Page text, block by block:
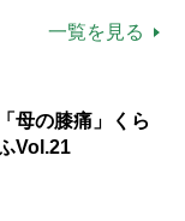
一覧を見る
母の膝痛」くら
Vol.21